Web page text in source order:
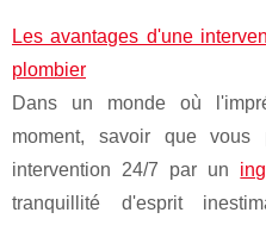
Les avantages d'une
plombier
Dans un monde où
moment, savoir que vous
intervention 24/7 par un
tranquillité d'esprit